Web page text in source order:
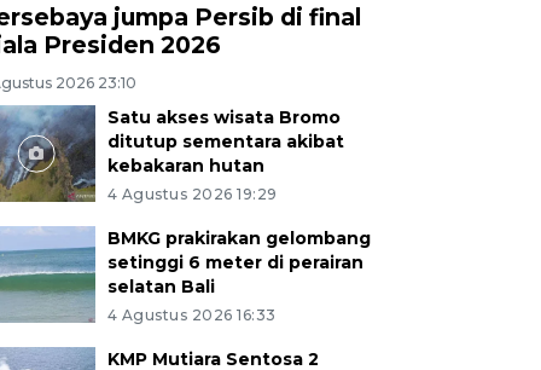
jumpa Persib di final
Presiden 2026
2026 23:10
Satu akses wisata Bromo
ditutup sementara akibat
kebakaran hutan
4 Agustus 2026 19:29
BMKG prakirakan gelombang
setinggi 6 meter di perairan
selatan Bali
4 Agustus 2026 16:33
KMP Mutiara Sentosa 2